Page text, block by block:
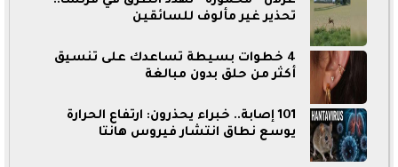
تحذير غير مألوف للسائقين
4 خطوات بسيطة تساعدك على تنسيق
أكثر من حلق بدون مبالغة
101 إصابة.. خبراء يحذرون: ارتفاع الحرارة
يوسع نطاق انتشار فيروس هانتا